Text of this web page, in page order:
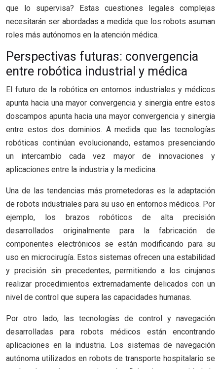
que lo supervisa? Estas cuestiones legales complejas
necesitarán ser abordadas a medida que los robots asuman
roles más autónomos en la atención médica.
Perspectivas futuras: convergencia
entre robótica industrial y médica
El futuro de la robótica en entornos industriales y médicos
apunta hacia una mayor convergencia y sinergia entre estos
doscampos apunta hacia una mayor convergencia y sinergia
entre estos dos dominios. A medida que las tecnologías
robóticas continúan evolucionando, estamos presenciando
un intercambio cada vez mayor de innovaciones y
aplicaciones entre la industria y la medicina.
Una de las tendencias más prometedoras es la adaptación
de robots industriales para su uso en entornos médicos. Por
ejemplo, los brazos robóticos de alta precisión
desarrollados originalmente para la fabricación de
componentes electrónicos se están modificando para su
uso en microcirugía. Estos sistemas ofrecen una estabilidad
y precisión sin precedentes, permitiendo a los cirujanos
realizar procedimientos extremadamente delicados con un
nivel de control que supera las capacidades humanas.
Por otro lado, las tecnologías de control y navegación
desarrolladas para robots médicos están encontrando
aplicaciones en la industria. Los sistemas de navegación
autónoma utilizados en robots de transporte hospitalario se